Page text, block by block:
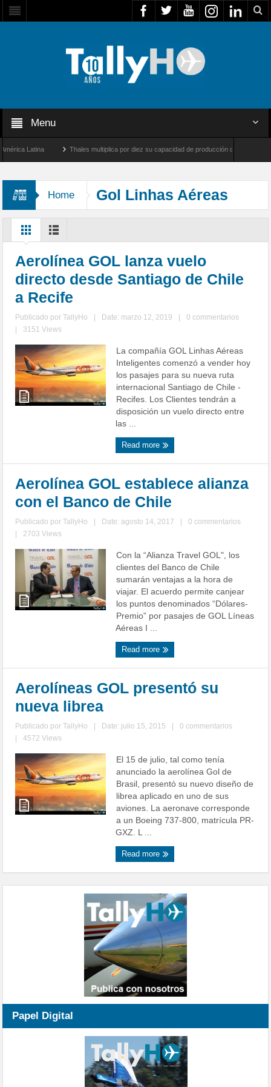
Menu
Latina Thales multiplica por diez su capacidad de producción de radares en Brasil
Home
Gol Linhas Aéreas
Inteligentes
Aerolínea GOL lanza vuelo
directo desde Santiago de Chile
a Recife
Publicado porTallyHo Date: marzo 12, 2019
0 commentarios
3151 Views
La compañía GOL Linhas Aéreas
Inteligentes comenzó a vender hoy
los pasajes para su nueva ruta
internacional Santiago de Chile -
Recifes. Los Clientes tendrán a
disposición un vuelo directo entre
las ...
Read more
Aerolínea GOL establece alianza
con el Banco de Chile
Publicado porTallyHo Date: agosto 14, 2017
0 commentarios
2703 Views
Con la “Alianza Travel GOL", los
clientes del Banco de Chile
sumarán ventajas a la hora de
viajar. El acuerdo permite canjear
los puntos denominados “Dólares-
Premio” por pasajes de GOL Líneas
Aéreas I ...
Read more
Aerolíneas GOL presentó su
nueva librea
Publicado porTallyHo Date: julio 15, 2015
0 commentarios
4572 Views
El 15 de julio, tal como tenía
anunciado la aerolínea Gol de
Brasil, presentó su nuevo diseño de
librea aplicado en uno de sus
aviones. La aeronave corresponde
a un Boeing 737-800, matrícula PR-
GXZ. L ...
Read more
Papel Digital